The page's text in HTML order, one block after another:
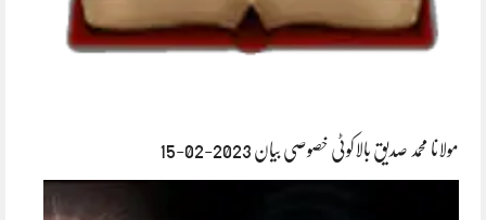
مولانا محمد صدیق بالاکوٹی خصوصی بیان 2023-02-15